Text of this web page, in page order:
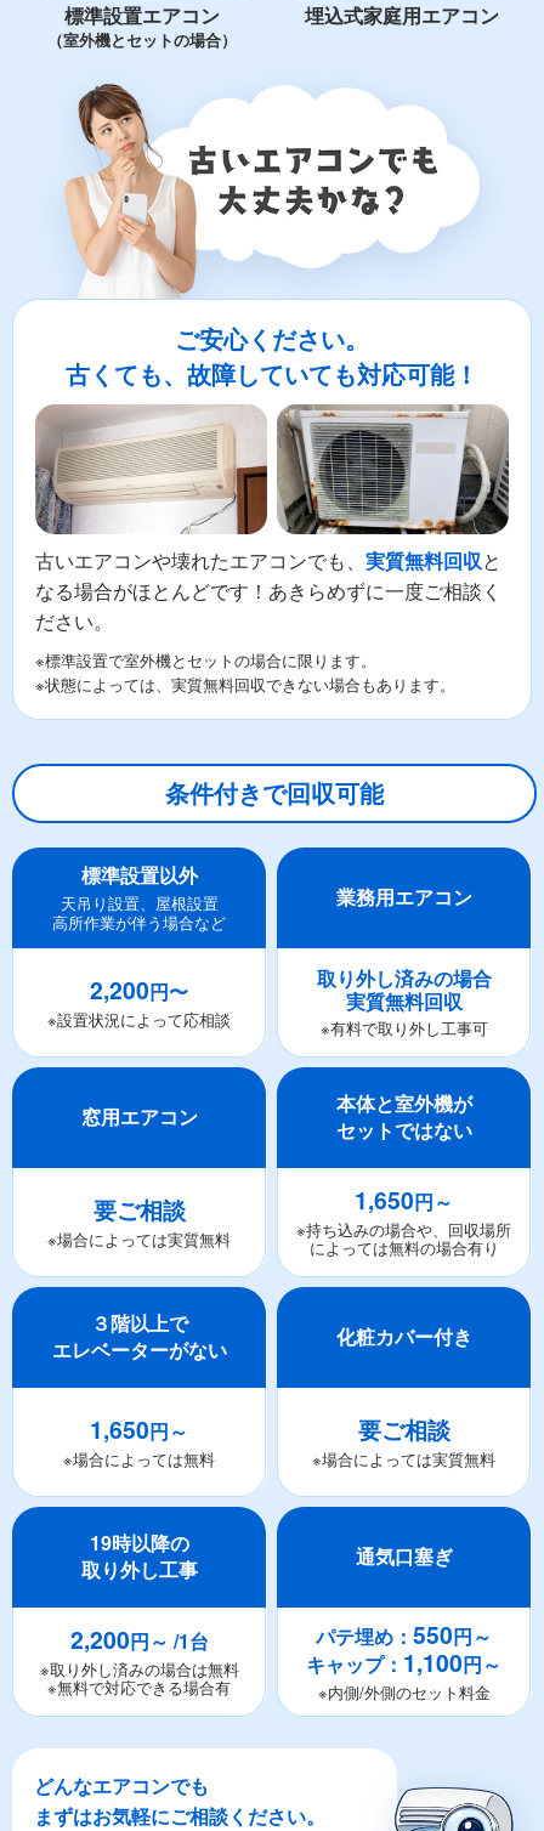
標準設置エアコン
（室外機とセットの場合）
埋込式家庭用エアコン
ご安心ください。
古くても、故障していても対応可能！
古いエアコンや壊れたエアコンでも、 実質無料回収と
なる場合がほとんどです！あきらめずに一度ご相談く
ださい。
※標準設置で室外機とセットの場合に限ります。
※状態によっては、実質無料回収できない場合もあります。
条件付きで回収可能
標準設置以外
天吊り設置、屋根設置
高所作業が伴う場合など
2,200円〜
※設置状況によって応相談
業務用エアコン
取り外し済みの場合
実質無料回収
※有料で取り外し工事可
窓用エアコン
要ご相談
※場合によっては実質無料
本体と室外機が
セットではない
1,650円～
※持ち込みの場合や、回収場所
によっては無料の場合有り
３階以上で
エレベーターがない
1,650円～
※場合によっては無料
化粧カバー付き
要ご相談
※場合によっては実質無料
19時以降の
取り外し工事
2,200円～ /1台
※取り外し済みの場合は無料
※無料で対応できる場合有
通気口塞ぎ
パテ埋め：550円～
キャップ： 1,100円～
※内側/外側のセット料金
どんなエアコンでも
まずはお気軽にご相談ください。